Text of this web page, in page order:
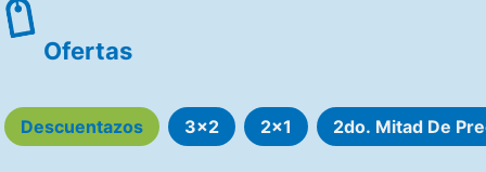
Ofertas
Descuentazos 3x2 2x1 2do. Mitad De